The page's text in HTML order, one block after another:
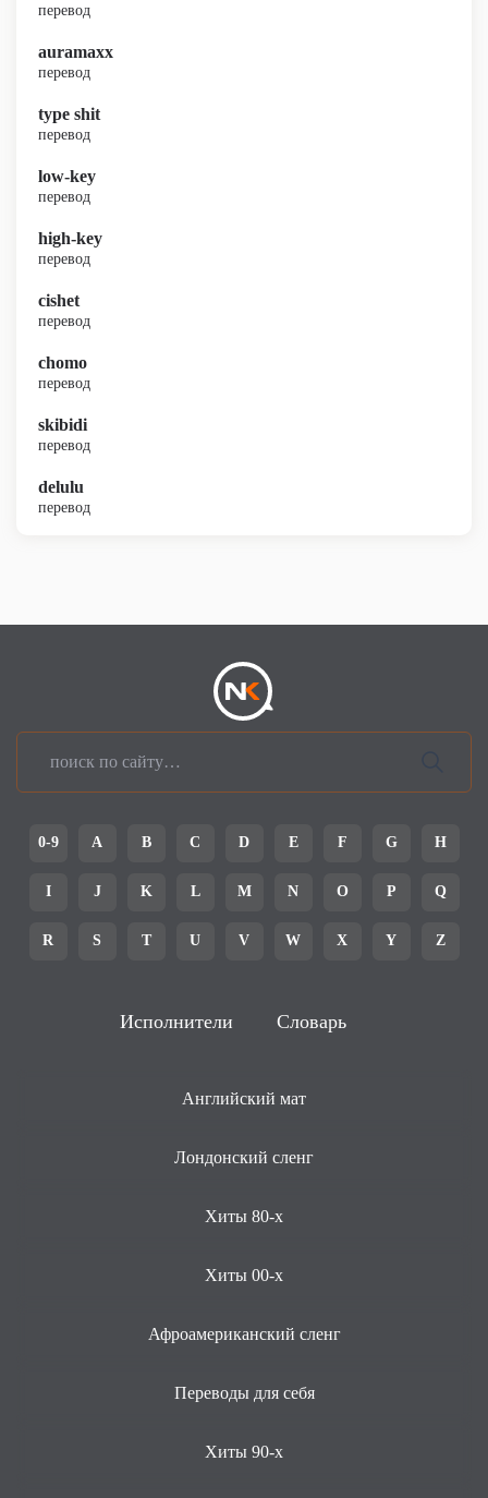
перевод
auramaxx
перевод
type shit
перевод
low-key
перевод
high-key
перевод
cishet
перевод
chomo
перевод
skibidi
перевод
delulu
перевод
0-9 A B C D E F G H
I J K L M N O P Q
R S T U V W X Y Z
Исполнители Словарь
Английский мат
Лондонский сленг
Хиты 80-х
Хиты 00-х
Афроамериканский сленг
Переводы для себя
Хиты 90-х